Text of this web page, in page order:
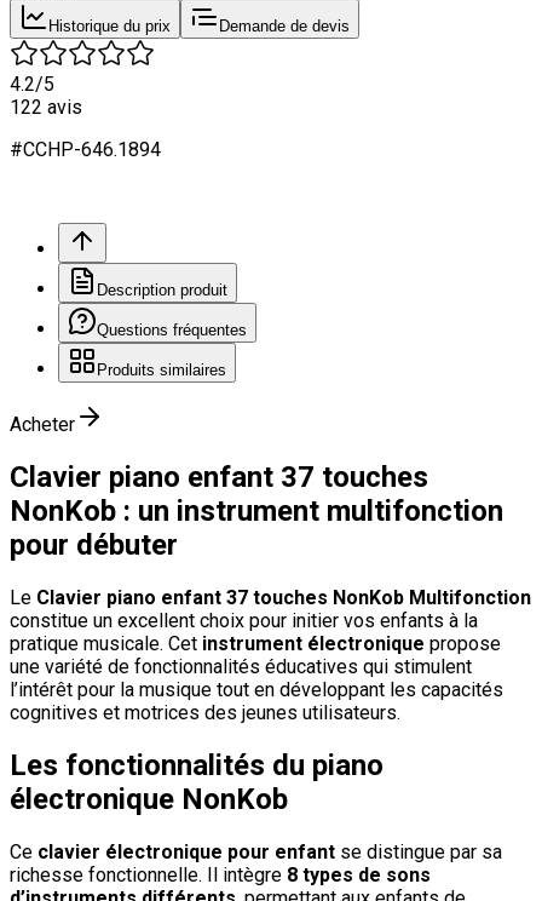
Historique du prix Demande de devis
4.2/5
122 avis
#CCHP-646.1894
Description produit
Questions fréquentes
Produits similaires
Acheter
Clavier piano enfant 37 touches
NonKob : un instrument multifonction
pour débuter
Le Clavier piano enfant 37 touches NonKob Multifonction
constitue un excellent choix pour initier vos enfants à la
pratique musicale. Cet instrument électronique propose
une variété de fonctionnalités éducatives qui stimulent
l’intérêt pour la musique tout en développant les capacités
cognitives et motrices des jeunes utilisateurs.
Les fonctionnalités du piano
électronique NonKob
Ce clavier électronique pour enfant se distingue par sa
richesse fonctionnelle. Il intègre 8 types de sons